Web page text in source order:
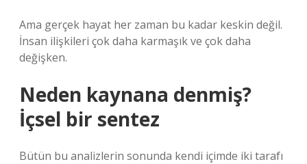
Ama gerçek hayat her zaman bu kadar keskin değil.
İnsan ilişkileri çok daha karmaşık ve çok daha
değişken.
Neden kaynana denmiş?
İçsel bir sentez
Bütün bu analizlerin sonunda kendi içimde iki tarafı